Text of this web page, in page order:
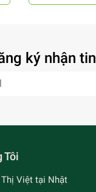
ký nhận tin
Tôi
Thị Việt tại Nhật